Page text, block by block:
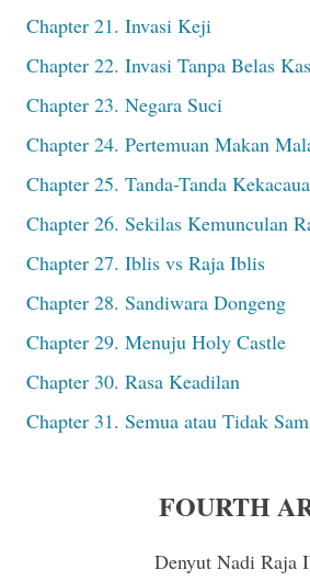
Chapter 21. Invasi Keji
Chapter 22. Invasi Tanpa Belas
Chapter 23. Negara Suci
Chapter 24. Pertemuan Makan
Chapter 25. Tanda-Tanda
Chapter 26. Sekilas Kemunculan
Chapter 27. Iblis vs Raja Iblis
Chapter 28. Sandiwara Dongeng
Chapter 29. Menuju Holy Castle
Chapter 30. Rasa Keadilan
Chapter 31. Semua atau Tidak
FOURTH
Denyut Nadi Raja